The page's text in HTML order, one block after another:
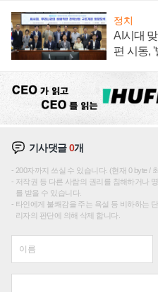
정치
AI시대
편 시동, '
기사댓글0개
200자까지 쓰실 수 있습니다. (현재 0 byte /
저작권 등 다른 사람의 권리를 침해하거나
를 받을 수 있습니다.
타인에게 불쾌감을 주는 욕설 등 비하하는
리자의 판단에 의해 삭제 합니다.